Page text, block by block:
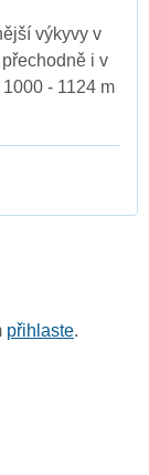
výkyvy v
i v
- 1124 m
přihlaste.